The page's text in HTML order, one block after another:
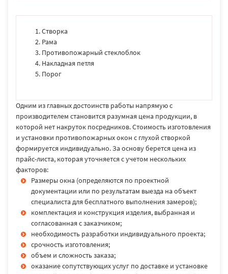
Створка
Рама
Противопожарный стеклоблок
Накладная петля
Порог
Одним из главных достоинств работы напрямую с
производителем становится разумная цена продукции, в
которой нет накруток посредников. Стоимость изготовления
и установки противопожарных окон с глухой створкой
формируется индивидуально. За основу берется цена из
прайс-листа, которая уточняется с учетом нескольких
факторов:
Размеры окна (определяются по проектной
документации или по результатам выезда на объект
специалиста для бесплатного выполнения замеров);
комплектация и конструкция изделия, выбранная и
согласованная с заказчиком;
необходимость разработки индивидуального проекта;
срочность изготовления;
объем и сложность заказа;
оказание сопутствующих услуг по доставке и установке